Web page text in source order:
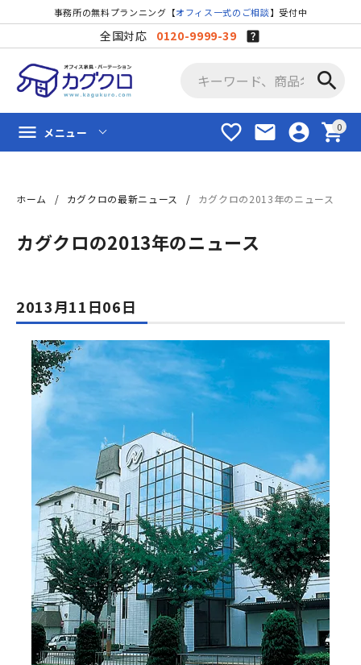
事務所の無料プランニング【オフィス一式のご相談】受付中
全国対応 0120-9999-39
search
favorite_border mail account_circle shopping_cart
menu メニュー
ホーム カグクロの最新ニュース カグクロの2013年のニュース
カグクロの2013年のニュース
2013月11日06日